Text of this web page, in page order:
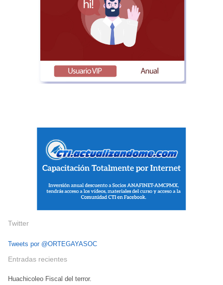
Twitter
Tweets por @ORTEGAYASOC
Entradas recientes
Huachicoleo Fiscal del terror.